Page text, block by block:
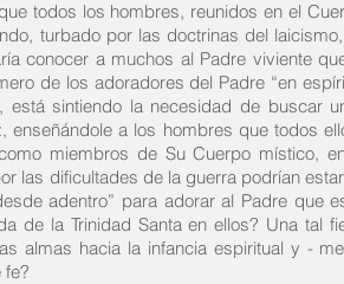
todos los hombres, reunidos en el
turbado por las doctrinas del
conocer a muchos al Padre viviente
de los adoradores del Padre “en
está sintiendo la necesidad de buscar
enseñándole a los hombres que todos
miembros de Su Cuerpo místico,
las dificultades de la guerra podrían
adentro” para adorar al Padre que
de la Trinidad Santa en ellos? Una tal
almas hacia la infancia espiritual y -
fe?